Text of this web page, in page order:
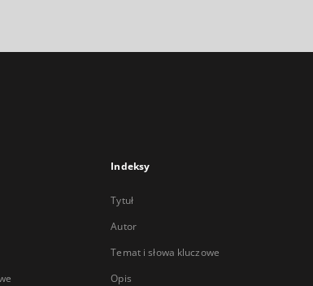
Indeksy
Tytuł
Autor
Temat i słowa kluczowe
Opis